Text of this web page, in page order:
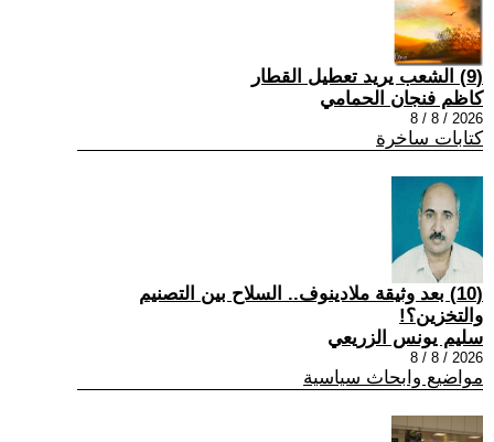
(9) الشعب يريد تعطيل القطار
كاظم فنجان الحمامي
2026 / 8 / 8
كتابات ساخرة
(10) بعد وثيقة ملادينوف.. السلاح بين التصنيم
والتخزين؟!
سليم يونس الزريعي
2026 / 8 / 8
مواضيع وابحاث سياسية